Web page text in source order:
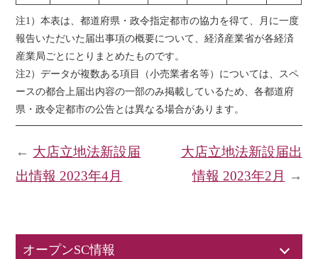
注1）本表は、都道府県・政令指定都市の協力を得て、月に一度
報告いただいた届出事項の概要について、経済産業省が各経済
産業局ごとにとりまとめたものです。
注2）データが複数ある項目（小売業者名等）については、スペ
ースの都合上届出内容の一部のみ掲載しているため、各都道府
県・政令定都市の公告とは異なる場合があります。
大店立地法新設届出
情報 2023年2月
→
← 大店立地法新設届
出情報 2023年4月
オープンSC情報